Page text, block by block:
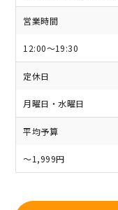
営業時間
12:00～19:30
定休日
月曜日・水曜日
平均予算
～1,999円